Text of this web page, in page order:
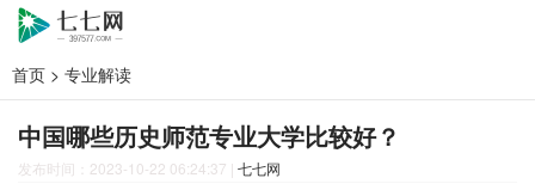
首页 > 专业解读
中国哪些历史师范专业大学比较好？
发布时间：2023-10-22 06:24:37 | 七七网